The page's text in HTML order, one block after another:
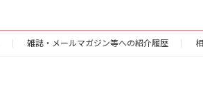
雑誌・メールマガジン等への紹介履歴